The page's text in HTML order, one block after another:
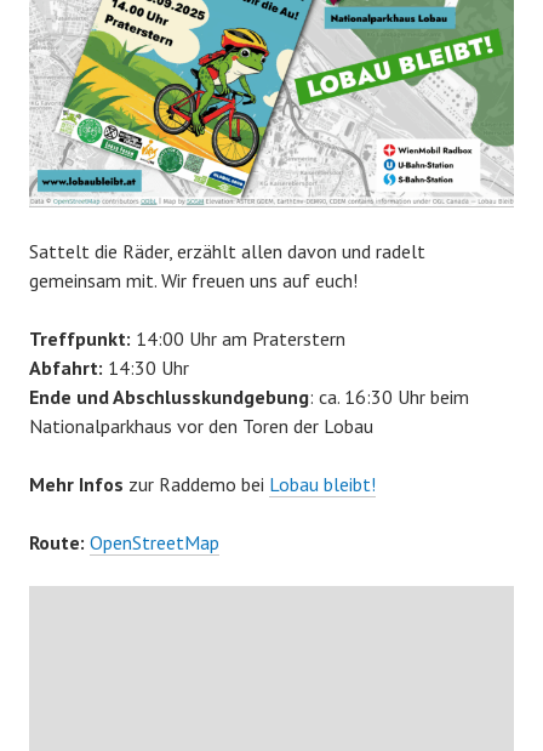
Sattelt die Räder, erzählt allen davon und radelt
gemeinsam mit. Wir freuen uns auf euch!
Treffpunkt: 14:00 Uhr am Praterstern
Abfahrt: 14:30 Uhr
Ende und Abschlusskundgebung: ca. 16:30 Uhr beim
Nationalparkhaus vor den Toren der Lobau
Mehr Infos zur Raddemo bei Lobau bleibt!
Route: OpenStreetMap